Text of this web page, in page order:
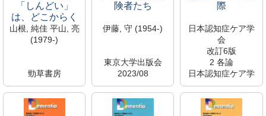
「しんどい」
は、どこからく
るのか
山根, 純佳 平山, 亮
(1979-)
勁草書房
2025/06
369/K
S110278
険者たち
伊藤, 守 (1954-)
東京大学出版会
2023/08
361.45/I
S110276
新着資料
際
日本認知症ケア学
会
改訂6版
2 各論
日本認知症ケア学
会
2022/11
WT/155/N-2